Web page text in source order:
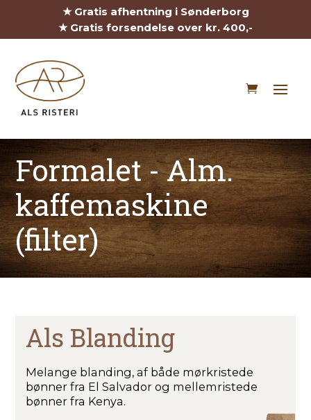
★ Gratis afhentning i Sønderborg
★ Gratis forsendelse over kr. 400,-
Formalet - Alm.
kaffemaskine
(filter)
Als Blanding
Melange blanding, af både mørkristede
bønner fra El Salvador og mellemristede
bønner fra Kenya.